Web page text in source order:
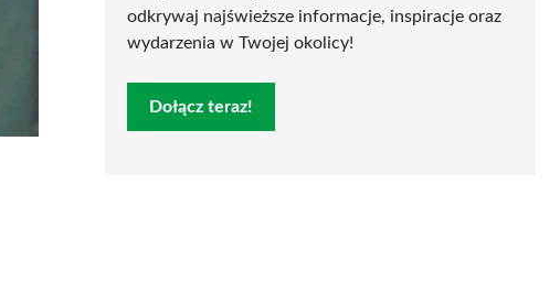
odkrywaj najświeższe informacje, inspiracje oraz
wydarzenia w Twojej okolicy!
Dołącz teraz!